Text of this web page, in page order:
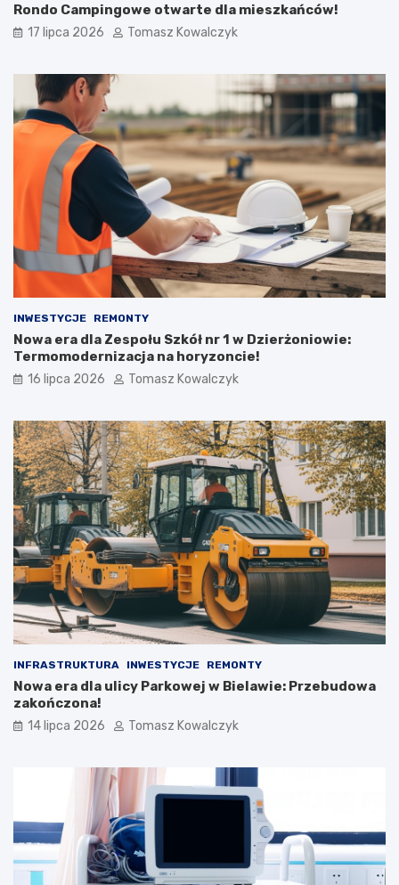
Rondo Campingowe otwarte dla mieszkańców!
17 lipca 2026 Tomasz Kowalczyk
INWESTYCJE REMONTY
Nowa era dla Zespołu Szkół nr 1 w Dzierżoniowie:
Termomodernizacja na horyzoncie!
16 lipca 2026 Tomasz Kowalczyk
INFRASTRUKTURA INWESTYCJE REMONTY
Nowa era dla ulicy Parkowej w Bielawie: Przebudowa
zakończona!
14 lipca 2026 Tomasz Kowalczyk